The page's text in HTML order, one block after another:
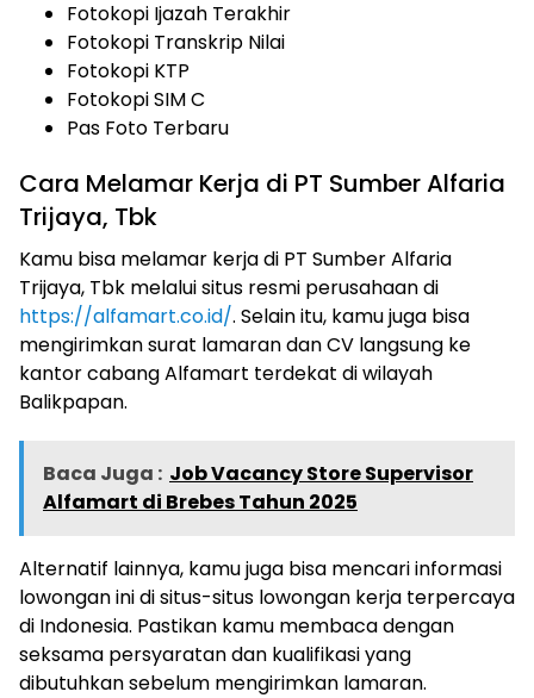
Fotokopi Ijazah Terakhir
Fotokopi Transkrip Nilai
Fotokopi KTP
Fotokopi SIM C
Pas Foto Terbaru
Cara Melamar Kerja di PT Sumber Alfaria
Trijaya, Tbk
Kamu bisa melamar kerja di PT Sumber Alfaria
Trijaya, Tbk melalui situs resmi perusahaan di
https://alfamart.co.id/. Selain itu, kamu juga bisa
mengirimkan surat lamaran dan CV langsung ke
kantor cabang Alfamart terdekat di wilayah
Balikpapan.
Baca Juga : Job Vacancy Store Supervisor
Alfamart di Brebes Tahun 2025
Alternatif lainnya, kamu juga bisa mencari informasi
lowongan ini di situs-situs lowongan kerja terpercaya
di Indonesia. Pastikan kamu membaca dengan
seksama persyaratan dan kualifikasi yang
dibutuhkan sebelum mengirimkan lamaran.